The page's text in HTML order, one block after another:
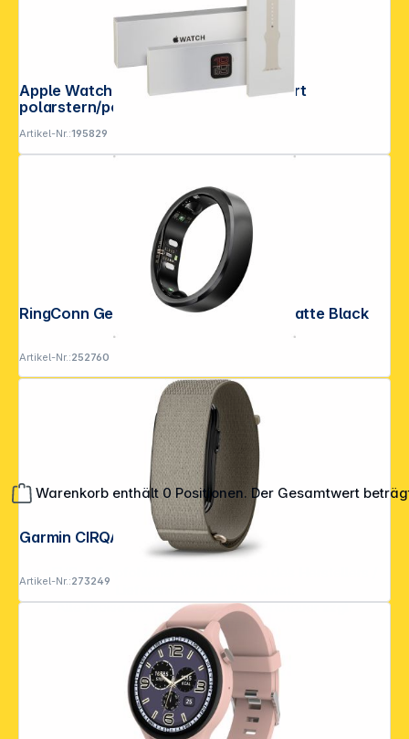
Warenkorb enthält 0 Positionen. Der Gesamtwert
Apple Watch SE 3 40mm GPS M/L Sport
polarstern/polarst M/L
Artikel-Nr.:195829
RingConn Gen3 Smart Ring Größe 8 Matte Black
Artikel-Nr.:252760
Garmin CIRQA (L/XL) french gray
Artikel-Nr.:273249
Alle Preise exkl. gesetzl. Mehrwertsteuer zzgl.
Versandkosten
.